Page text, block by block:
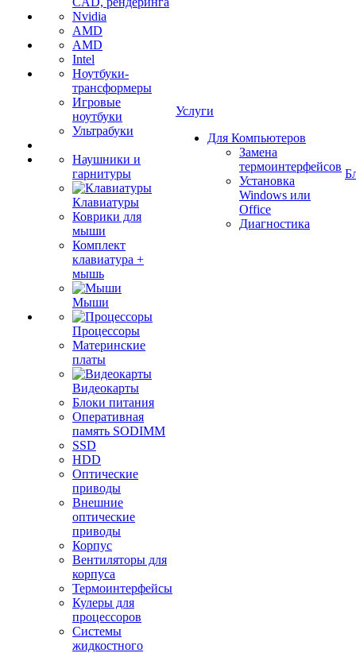
Nvidia
AMD
AMD
Intel
Ноутбуки-
трансформеры
Игровые
ноутбуки
Ультрабуки
Наушники и
гарнитуры
Клавиатуры
Коврики для
мыши
Комплект
клавиатура +
мышь
Мыши
Процессоры
Материнские
платы
Видеокарты
Блоки питания
Оперативная
память SODIMM
SSD
HDD
Оптические
приводы
Внешние
оптические
приводы
Корпус
Вентиляторы для
корпуса
Термоинтерфейсы
Кулеры для
процессоров
Системы
жидкостного
Услуги
Для Компьютеров
Замена
термоинтерфейсов
Установка
Windows или
Office
Диагностика